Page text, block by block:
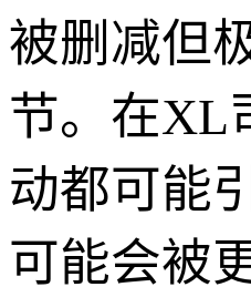
被删减但
节。在XL
动都可能
可能会被